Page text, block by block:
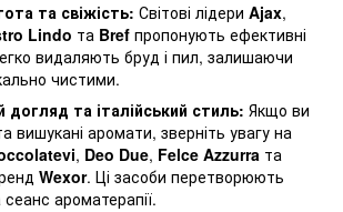
та свіжість: Світові лідери Ajax,
Lindo та Bref пропонують ефективні
видаляють бруд і пил, залишаючи
чистими.
та італійський стиль: Якщо ви
вишукані аромати, зверніть увагу на
, Deo Due, Felce Azzurra та
Wexor. Ці засоби перетворюють
ароматерапії.